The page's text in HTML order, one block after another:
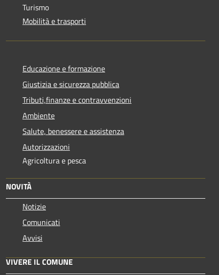
Turismo
Mobilità e trasporti
Educazione e formazione
Giustizia e sicurezza pubblica
Tributi,finanze e contravvenzioni
Ambiente
Salute, benessere e assistenza
Autorizzazioni
Agricoltura e pesca
NOVITÀ
Notizie
Comunicati
Avvisi
VIVERE IL COMUNE